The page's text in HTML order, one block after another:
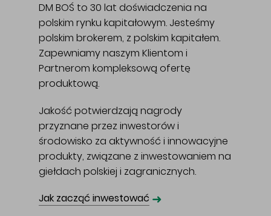
DM BOŚ to 30 lat doświadczenia na
polskim rynku kapitałowym. Jesteśmy
polskim brokerem, z polskim kapitałem.
Zapewniamy naszym Klientom i
Partnerom kompleksową ofertę
produktową.
Jakość potwierdzają nagrody
przyznane przez inwestorów i
środowisko za aktywność i innowacyjne
produkty, związane z inwestowaniem na
giełdach polskiej i zagranicznych.
Jak zacząć inwestować ➜